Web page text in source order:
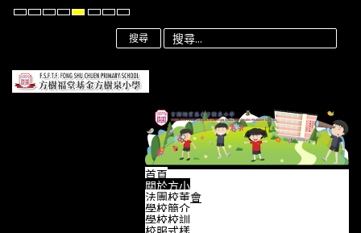
Default
NightHighHighHigh
Contrast
Set
Smaller
Set
Default
Set
Larger
Font
搜尋
首頁
關於方小
法團校董會
學校簡介
學校校訓